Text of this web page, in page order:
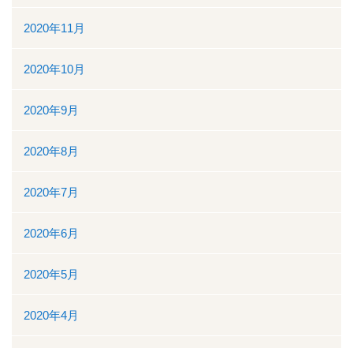
2020年11月
2020年10月
2020年9月
2020年8月
2020年7月
2020年6月
2020年5月
2020年4月